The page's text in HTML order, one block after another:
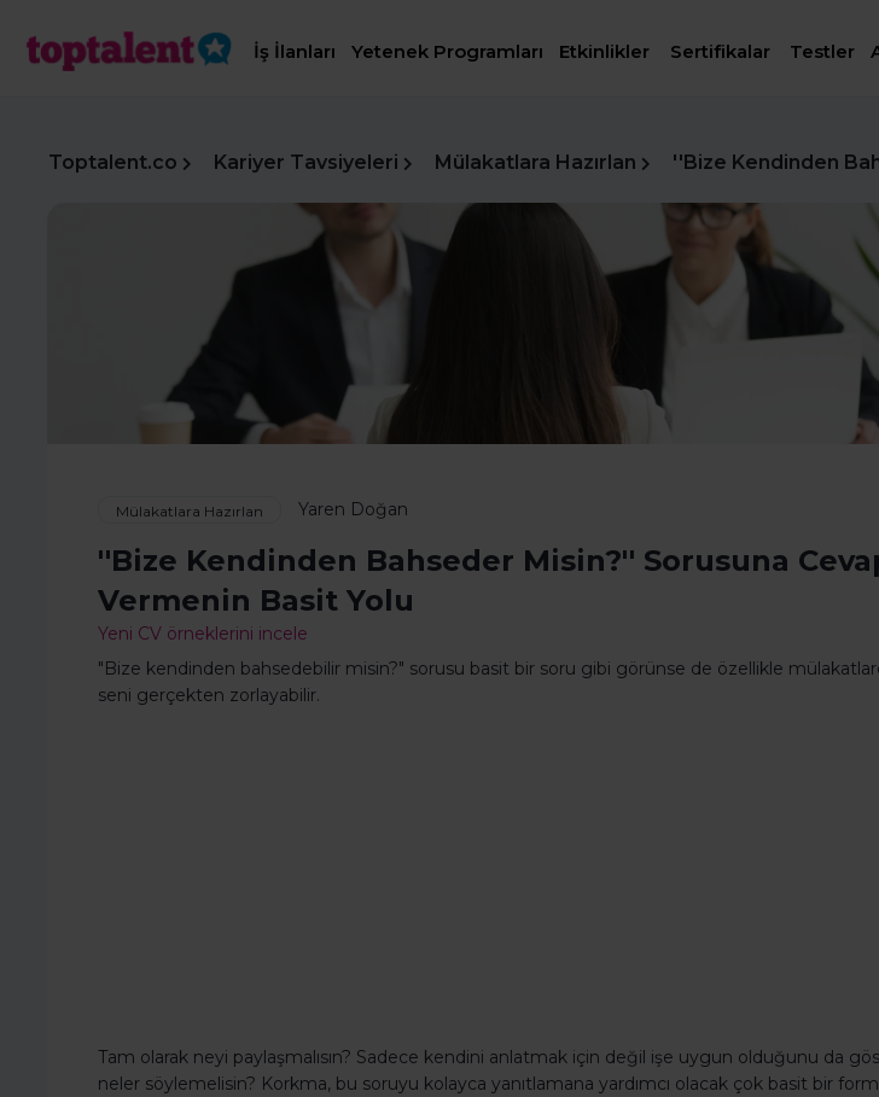
İş İlanları Yetenek Programları Etkinlikler Sertifikalar Testler
Toptalent.co Kariyer Tavsiyeleri Mülakatlara Hazırlan ''Bize Kendinden
Mülakatlara Hazırlan Yaren Doğan
''Bize Kendinden Bahseder Misin?'' Sorusuna
Vermenin Basit Yolu
Yeni CV örneklerini incele
"Bize kendinden bahsedebilir misin?" sorusu basit bir soru gibi görünse de özellikle
seni gerçekten zorlayabilir.
Tam olarak neyi paylaşmalısın? Sadece kendini anlatmak için değil işe uygun olduğunu da
neler söylemelisin? Korkma, bu soruyu kolayca yanıtlamana yardımcı olacak çok basit bir